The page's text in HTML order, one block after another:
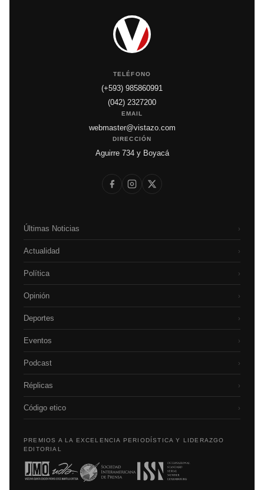
TELÉFONO
(+593) 985860991
(042) 2327200
EMAIL
webmaster@vistazo.com
DIRECCIÓN
Aguirre 734 y Boyacá
Últimas Noticias ›
Actualidad ›
Política ›
Opinión ›
Deportes ›
Eventos ›
Podcast ›
Réplicas ›
Código etico ›
PREMIOS A LA EXCELENCIA PERIODÍSTICA Y LIDERAZGO
EDITORIAL